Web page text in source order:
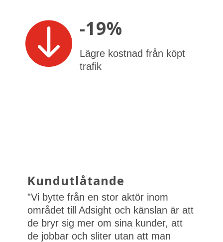
 -19%
Lägre kostnad från köpt
trafik
Kundutlåtande
”Vi bytte från en stor aktör inom
området till Adsight och känslan är att
de bryr sig mer om sina kunder, att
de jobbar och sliter utan att man